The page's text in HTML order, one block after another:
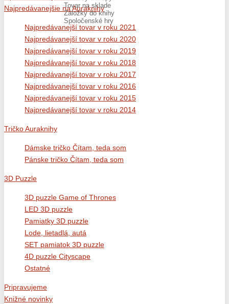
Tovar na sklade
Záložky do knihy
Spoločenské hry
Najpredávanejšie na Auraknihy
Najpredávanejší tovar v roku 2021
Najpredávanejší tovar v roku 2020
Najpredávanejší tovar v roku 2019
Najpredávanejší tovar v roku 2018
Najpredávanejší tovar v roku 2017
Najpredávanejší tovar v roku 2016
Najpredávanejší tovar v roku 2015
Najpredávanejší tovar v roku 2014
Tričko Auraknihy
Dámske tričko Čítam, teda som
Pánske tričko Čítam, teda som
3D Puzzle
3D puzzle Game of Thrones
LED 3D puzzle
Pamiatky 3D puzzle
Lode, lietadlá, autá
SET pamiatok 3D puzzle
4D puzzle Cityscape
Ostatné
Pripravujeme
Knižné novinky